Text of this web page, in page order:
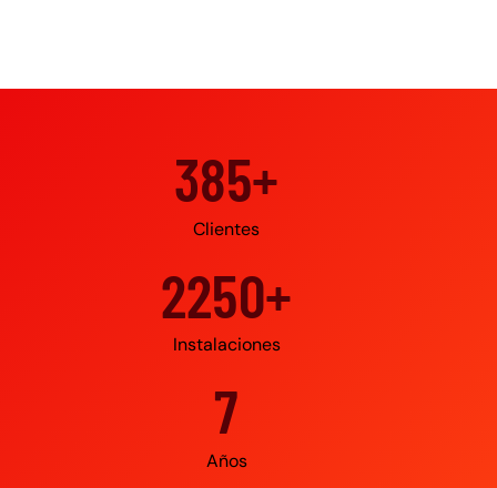
500+
Clientes
3000+
Instalaciones
10
Años